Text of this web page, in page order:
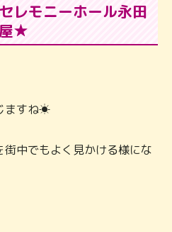
レモニーホール永田
屋★
ますね☀
中でもよく見かける様にな